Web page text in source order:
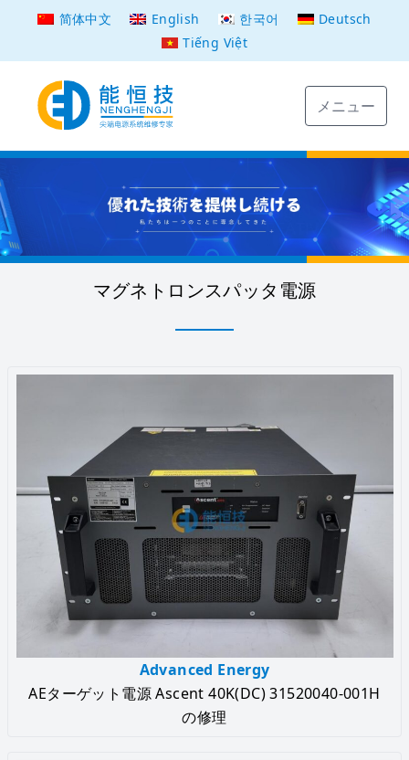
简体中文 English 한국어
Deutsch
Tiếng Việt
メニュー
マグネトロンスパッタ電源
Advanced Energy
AEターゲット電源 Ascent 40K(DC) 31520040-001H
の修理